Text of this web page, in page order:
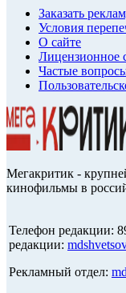
Заказать
Условия
О сайте
Лицензионное
Частые
Мегакритик -
кинофильмы в
Телефон редакции:
редакции:
Рекламный отдел: